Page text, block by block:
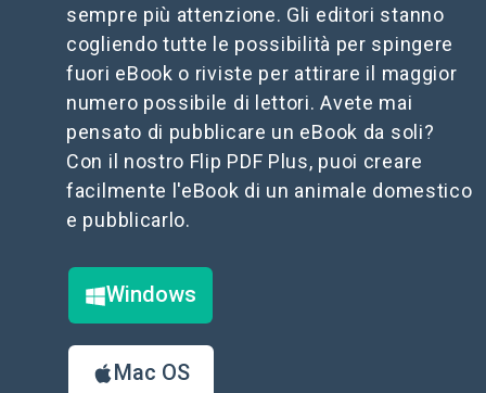
sempre più attenzione. Gli editori stanno
cogliendo tutte le possibilità per spingere
fuori eBook o riviste per attirare il maggior
numero possibile di lettori. Avete mai
pensato di pubblicare un eBook da soli?
Con il nostro Flip PDF Plus, puoi creare
facilmente l'eBook di un animale domestico
e pubblicarlo.
Windows
Mac OS